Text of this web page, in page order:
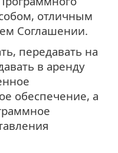
отличным
Соглашении.
передавать на
в аренду
обеспечение, а